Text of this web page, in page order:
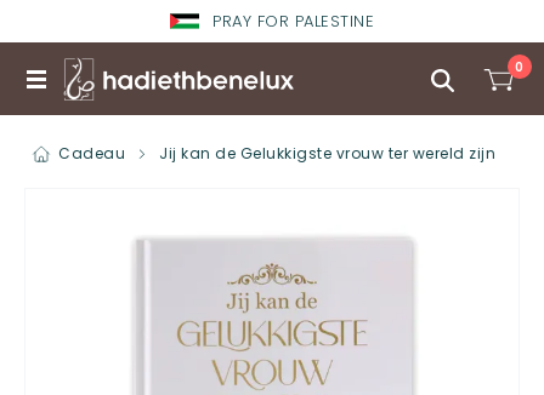
PRAY FOR PALESTINE
0
Cadeau Jij kan de Gelukkigste vrouw ter wereld zijn